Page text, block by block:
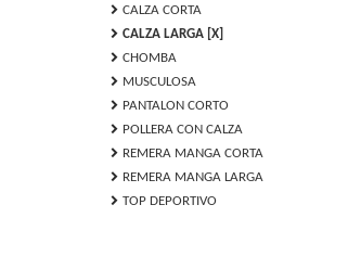
chevron_right CALZA CORTA
chevron_right CALZA LARGA [X]
chevron_right CHOMBA
chevron_right MUSCULOSA
chevron_right PANTALON CORTO
chevron_right POLLERA CON CALZA
chevron_right REMERA MANGA CORTA
chevron_right REMERA MANGA LARGA
chevron_right TOP DEPORTIVO